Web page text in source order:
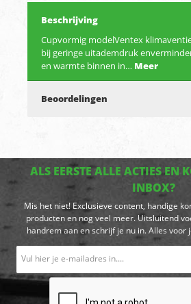
Beschrijving
Cupvormig modelVentex
bij geringe uitademdruk
en warmte binnen in… Meer
Beoordelingen
ALS EERSTE ALLE ACTIES EN
INBOX?
Mis het niet! Exclusieve content, handige
producten en nog veel meer. Uitsluitend
handrem aan en schrijf je nu in. Alles voor